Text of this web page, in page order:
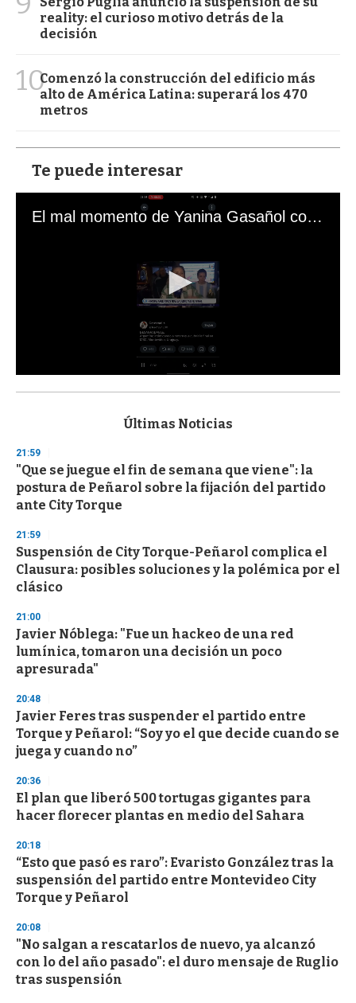
reality: el curioso motivo detrás de la
decisión
10Comenzó la construcción del edificio más
alto de América Latina: superará los 470
metros
Te puede interesar
El mal momento de Yanina Gasañol con un hincha argentino en "Subrayado"
s
d
s
o
f
3
s
e
c
o
n
Últimas Noticias
21:59
"Que se juegue el fin de semana que viene": la
postura de Peñarol sobre la fijación del partido
ante City Torque
21:59
Suspensión de City Torque-Peñarol complica el
Clausura: posibles soluciones y la polémica por el
clásico
21:00
Javier Nóblega: "Fue un hackeo de una red
lumínica, tomaron una decisión un poco
apresurada"
20:48
Javier Feres tras suspender el partido entre
Torque y Peñarol: “Soy yo el que decide cuando se
juega y cuando no”
20:36
El plan que liberó 500 tortugas gigantes para
hacer florecer plantas en medio del Sahara
20:18
“Esto que pasó es raro”: Evaristo González tras la
suspensión del partido entre Montevideo City
Torque y Peñarol
20:08
"No salgan a rescatarlos de nuevo, ya alcanzó
con lo del año pasado": el duro mensaje de Ruglio
tras suspensión